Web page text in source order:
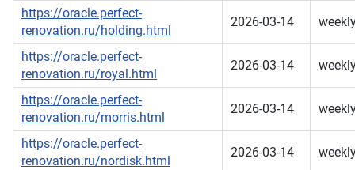
https://oracle.perfect-
renovation.ru/holding.html
2026-03-14
https://oracle.perfect-
renovation.ru/royal.html
2026-03-14
https://oracle.perfect-
renovation.ru/morris.html
2026-03-14
https://oracle.perfect-
renovation.ru/nordisk.html
2026-03-14